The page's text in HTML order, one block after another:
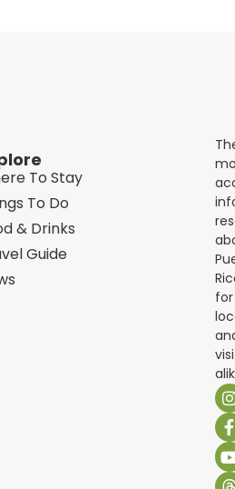
for
To Stay
To Do
& Drinks
Guide